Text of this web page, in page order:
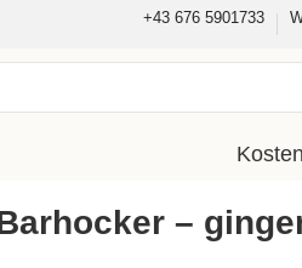
+43 676 5901733
–